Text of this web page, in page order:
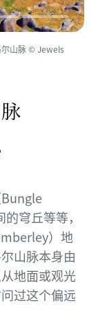
尔山脉 © Jewels
穹丘等等，
）地
山脉本身由
地面或观光
过这个偏远